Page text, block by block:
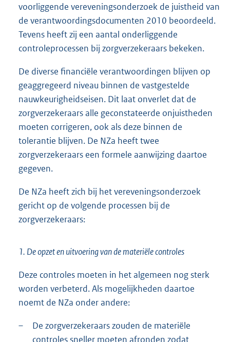
voorliggende vereveningsonderzoek de juistheid van
de verantwoordingsdocumenten 2010 beoordeeld.
Tevens heeft zij een aantal onderliggende
controleprocessen bij zorgverzekeraars bekeken.
De diverse financiële verantwoordingen blijven op
geaggregeerd niveau binnen de vastgestelde
nauwkeurigheidseisen. Dit laat onverlet dat de
zorgverzekeraars alle geconstateerde onjuistheden
moeten corrigeren, ook als deze binnen de
tolerantie blijven. De NZa heeft twee
zorgverzekeraars een formele aanwijzing daartoe
gegeven.
De NZa heeft zich bij het vereveningsonderzoek
gericht op de volgende processen bij de
zorgverzekeraars:
1. De opzet en uitvoering van de materiële controles
Deze controles moeten in het algemeen nog sterk
worden verbeterd. Als mogelijkheden daartoe
noemt de NZa onder andere:
–
De zorgverzekeraars zouden de materiële
controles sneller moeten afronden zodat